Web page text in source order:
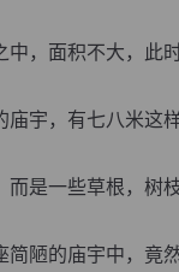
面积不大，此
宇，有七八米这
是一些草根，树
陋的庙宇中，竟